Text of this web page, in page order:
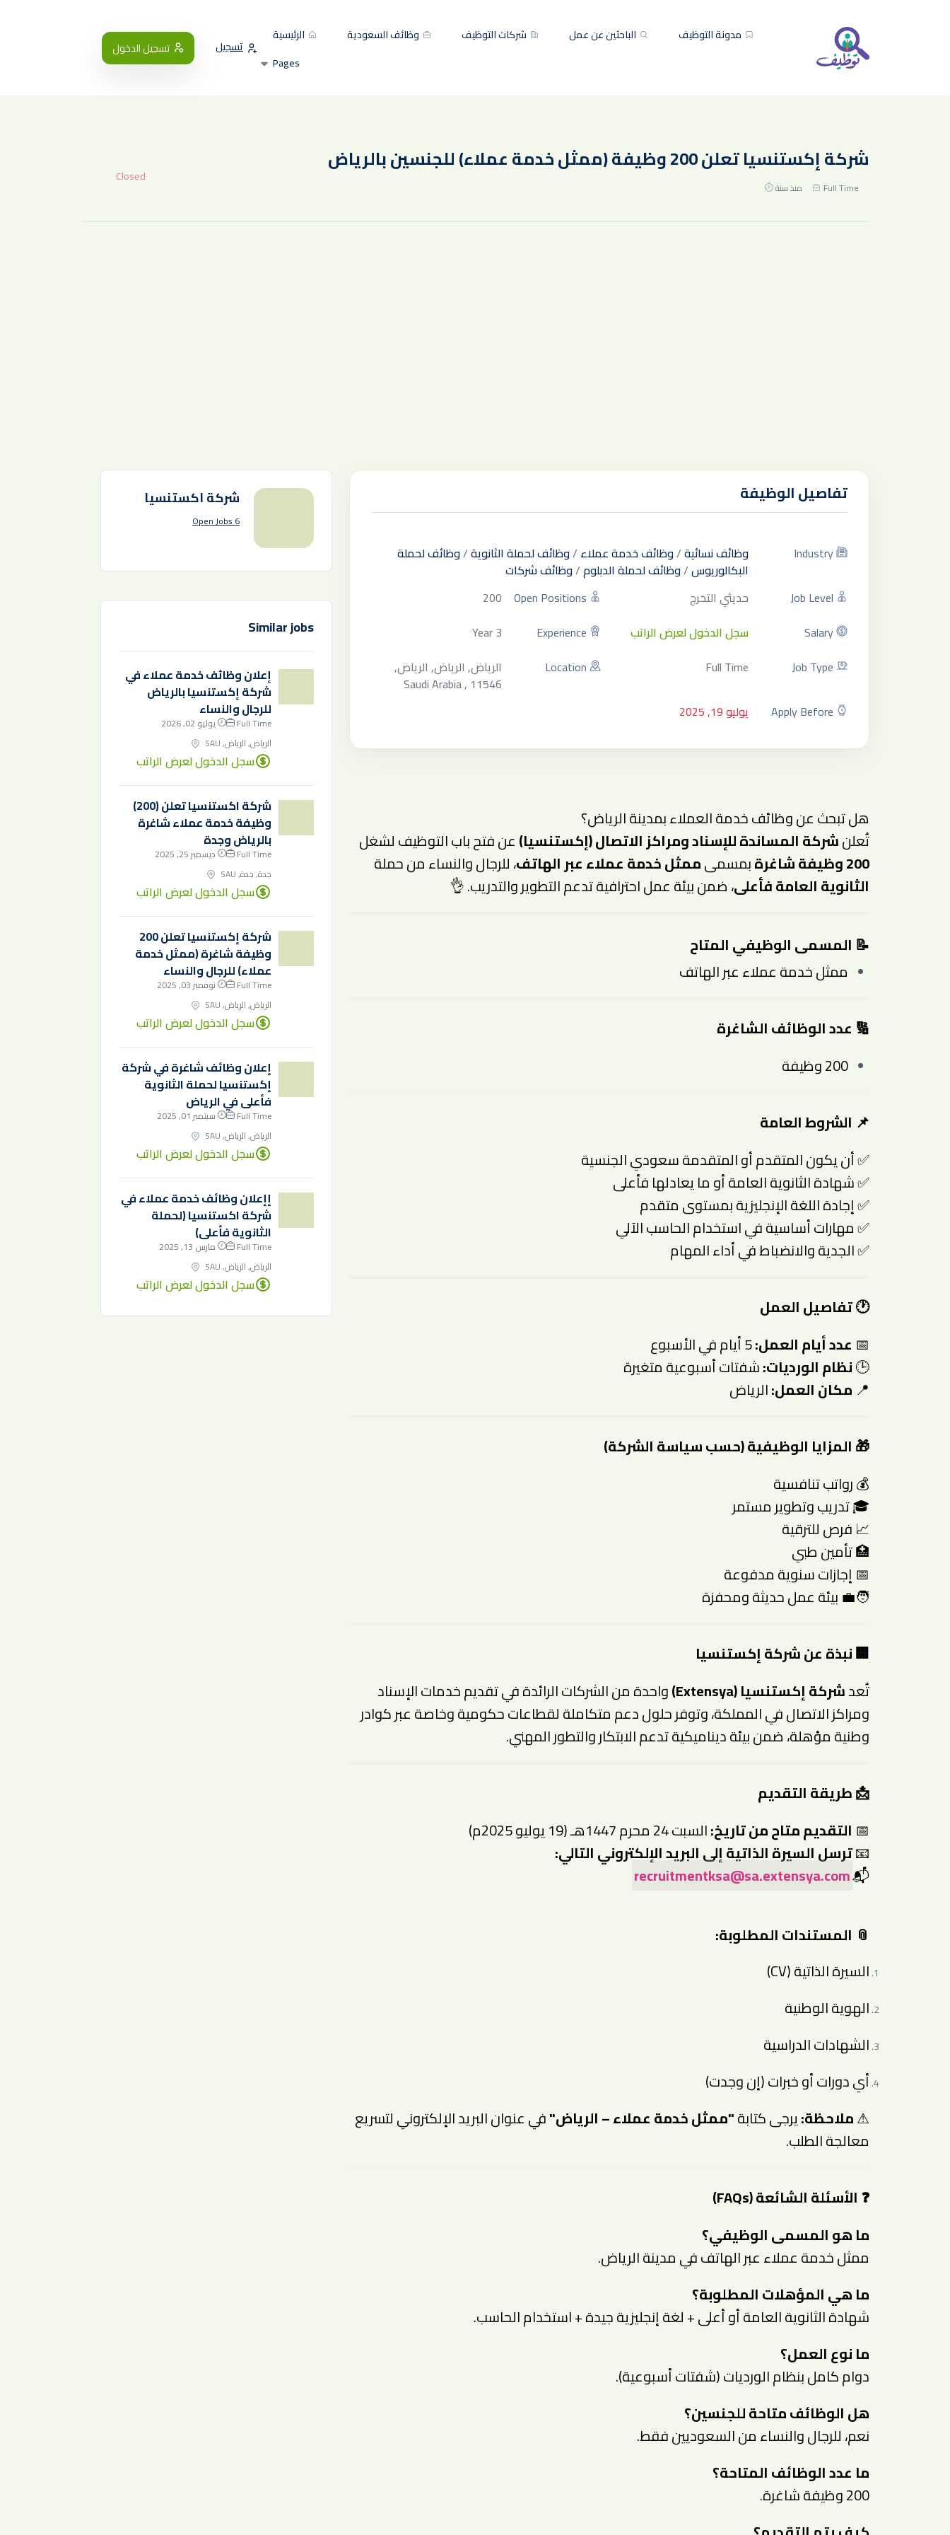
الرئيسية وظائف السعودية شركات التوظيف الباحثين عن عمل
مدونة التوظيف
Pages
تسجيل تسجيل الدخول
شركة إكستنسيا تعلن 200 وظيفة (ممثل خدمة عملاء) للجنسين بالرياض
Full Time منذ سنة
Closed
تفاصيل الوظيفة
Industry وظائف نسائية/وظائف خدمة عملاء /وظائف لحملة الثانوية/وظائف لحملة
البكالوريوس/وظائف لحملة الدبلوم/وظائف شركات
Job Level
حديثي التخرج Open Positions
200
Salary
سجل الدخول لعرض الراتب Experience
3 Year
Job Type
Full Time
Location
الرياض, الرياض, الرياض,
Saudi Arabia , 11546
Apply Before
يوليو 19, 2025
هل تبحث عن وظائف خدمة العملاء بمدينة الرياض؟
تُعلنشركة المساندة للإسناد ومراكز الاتصال (إكستنسيا)عن فتح باب التوظيف لشغل
200 وظيفة شاغرة
بمسمىممثل خدمة عملاء عبر الهاتف، للرجال والنساء من حملة
الثانوية العامة فأعلى، ضمن بيئة عمل احترافية تدعم التطوير والتدريب. 👌
📝 المسمى الوظيفي المتاح
ممثل خدمة عملاء عبر الهاتف
🔢 عدد الوظائف الشاغرة
200 وظيفة
📌 الشروط العامة
✅ أن يكون المتقدم أو المتقدمة سعودي الجنسية
✅ شهادة الثانوية العامة أو ما يعادلها فأعلى
✅ إجادة اللغة الإنجليزية بمستوى متقدم
✅ مهارات أساسية في استخدام الحاسب الآلي
✅ الجدية والانضباط في أداء المهام
🕐تفاصيل العمل
📅 عدد أيام العمل:
🕒نظام الورديات:شفتات أسبوعية متغيرة
📍 مكان العمل:الرياض
🎁المزايا الوظيفية (حسب سياسة الشركة)
💰 رواتب تنافسية
🎓 تدريب وتطوير مستمر
📈 فرص للترقية
🏥 تأمين طبي
📅 إجازات سنوية مدفوعة
🧑‍💼 بيئة عمل حديثة ومحفزة
🏢نبذة عن شركة إكستنسيا
تُعدشركة إكستنسيا (Extensya)
واحدة من الشركات الرائدة في تقديم خدمات الإسناد
ومراكز الاتصال في المملكة، وتوفر حلول دعم متكاملة لقطاعات حكومية وخاصة عبر كوادر
وطنية مؤهلة، ضمن بيئة ديناميكية تدعم الابتكار والتطور المهني.
📩طريقة التقديم
📅 التقديم متاح من تاريخ:السبت 24 محرم 1447هـ (19 يوليو 2025م)
📧ترسل السيرة الذاتية إلى البريد الإلكتروني التالي:
📬
recruitmentksa@sa.extensya.com
📎 المستندات المطلوبة:
السيرة الذاتية (CV)
الهوية الوطنية
الشهادات الدراسية
أي دورات أو خبرات (إن وجدت)
⚠ملاحظة:يرجى كتابة"ممثل خدمة عملاء – الرياض"في عنوان البريد الإلكتروني لتسريع
معالجة الطلب.
❓الأسئلة الشائعة (FAQs)
ما هو المسمى الوظيفي؟
ممثل خدمة عملاء عبر الهاتف في مدينة الرياض.
ما هي المؤهلات المطلوبة؟
شهادة الثانوية العامة أو أعلى + لغة إنجليزية جيدة + استخدام الحاسب.
ما نوع العمل؟
دوام كامل بنظام الورديات (شفتات أسبوعية).
هل الوظائف متاحة للجنسين؟
نعم، للرجال والنساء من السعوديين فقط.
ما عدد الوظائف المتاحة؟
200 وظيفة شاغرة.
شركة اكستنسيا
6 Open Jobs
Similar jobs
إعلان وظائف خدمة عملاء في
شركة إكستنسيا بالرياض
للرجال والنساء
Full Time
يوليو 02, 2026
الرياض, الرياض, SAU
سجل الدخول لعرض الراتب
شركة اكستنسيا تعلن (200)
وظيفة خدمة عملاء شاغرة
بالرياض وجدة
Full Time
ديسمبر 25, 2025
جدة, جدة, SAU
سجل الدخول لعرض الراتب
شركة إكستنسيا تعلن 200
وظيفة شاغرة (ممثل خدمة
عملاء) للرجال والنساء
Full Time
نوفمبر 03, 2025
الرياض, الرياض, SAU
سجل الدخول لعرض الراتب
إعلان وظائف شاغرة في شركة
إكستنسيا لحملة الثانوية
فأعلى في الرياض
Full Time
سبتمبر 01, 2025
الرياض, الرياض, SAU
سجل الدخول لعرض الراتب
إإعلان وظائف خدمة عملاء في
شركة اكستنسيا (لحملة
الثانوية فأعلى)
Full Time
مارس 13, 2025
الرياض, الرياض, SAU
سجل الدخول لعرض الراتب